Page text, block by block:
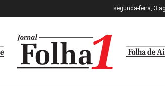
segunda-feira, 3